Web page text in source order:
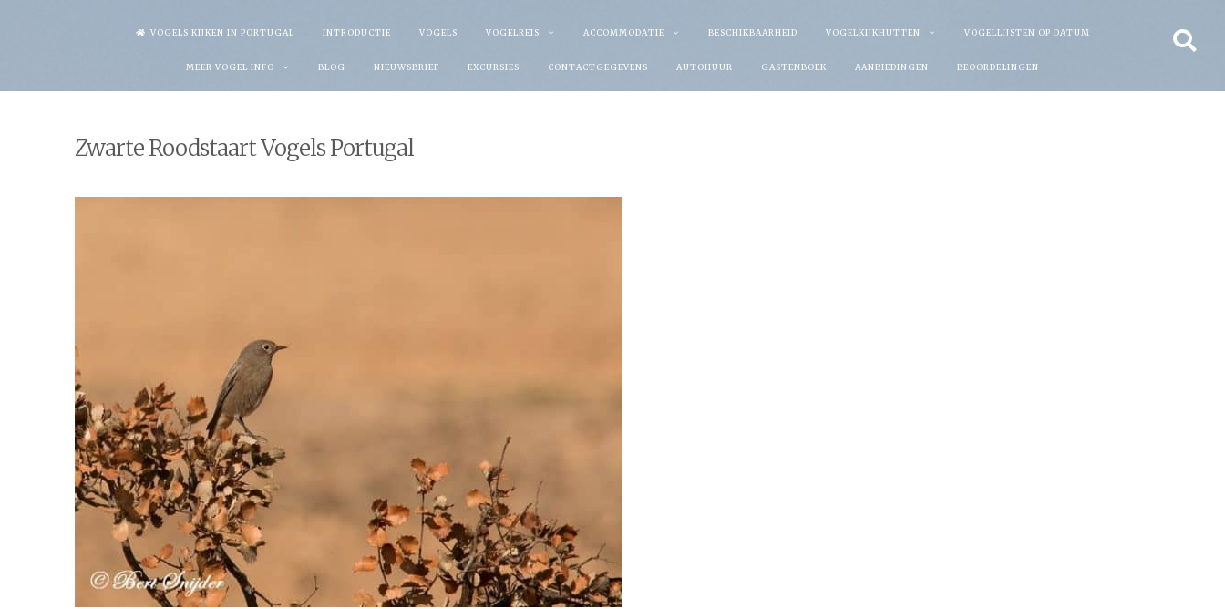
VOGELS KIJKEN IN PORTUGAL INTRODUCTIE VOGELS VOGELREIS ACCOMMODATIE BESCHIKBAARHEID VOGELKIJKHUTTEN VOGELLIJSTEN OP DATUM
MEER VOGEL INFO BLOG NIEUWSBRIEF EXCURSIES CONTACTGEGEVENS AUTOHUUR GASTENBOEK AANBIEDINGEN BEOORDELINGEN
Zwarte Roodstaart Vogels Portugal